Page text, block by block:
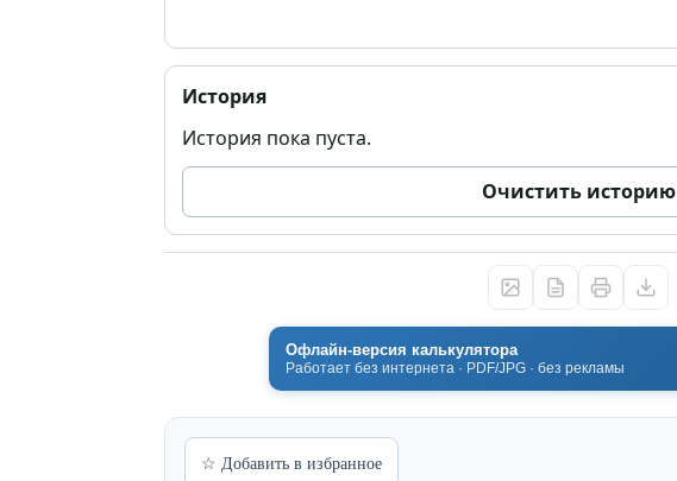
История
История пока пуста.
Очистить историю
Офлайн-версия калькулятора
Работает без интернета · PDF/JPG · без рекламы
☆ Добавить в избранное